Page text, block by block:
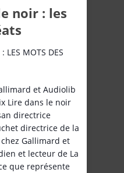
noir : les
LES MOTS DES
et Audiolib
Lire dans le noir
directrice
directrice de la
Gallimard et
et lecteur de La
que représente